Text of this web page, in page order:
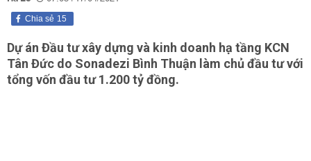
15
Chia sẻ
Dự án Đầu tư xây dựng và kinh doanh hạ tầng KCN
Tân Đức do Sonadezi Bình Thuận làm chủ đầu tư với
tổng vốn đầu tư 1.200 tỷ đồng.